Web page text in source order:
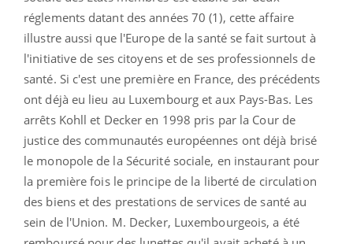
réglements datant des années 70 (1), cette affaire
illustre aussi que l'Europe de la santé se fait surtout à
l'initiative de ses citoyens et de ses professionnels de
santé. Si c'est une première en France, des précédents
ont déjà eu lieu au Luxembourg et aux Pays-Bas. Les
arrêts Kohll et Decker en 1998 pris par la Cour de
justice des communautés européennes ont déjà brisé
le monopole de la Sécurité sociale, en instaurant pour
la première fois le principe de la liberté de circulation
des biens et des prestations de services de santé au
sein de l'Union. M. Decker, Luxembourgeois, a été